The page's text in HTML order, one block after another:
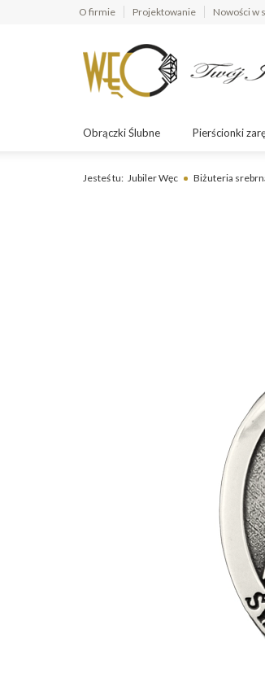
O firmie Projektowanie Nowości w
Obrączki Ślubne Pierścionki
Jesteś tu: Jubiler Węc Biżuteria